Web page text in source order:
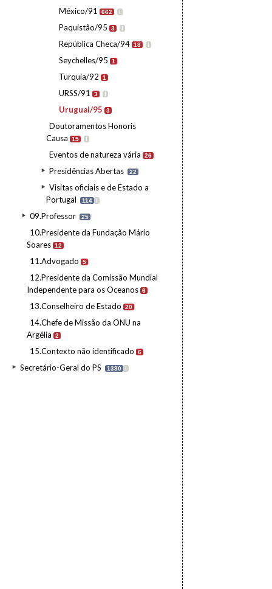
México/91 662 I
Paquistão/95 3 I
República Checa/94 18 I
Seychelles/95 1
Turquia/92 1
URSS/91 3 I
Uruguai/95 3
Doutoramentos Honoris
Causa
15 I
Eventos de natureza vária 26
Presidências Abertas 22
Visitas oficiais e de Estado a
Portugal
114 I
09.Professor 25
10.Presidente da Fundação Mário
Soares 12
11.Advogado 5
12.Presidente da Comissão Mundial
Independente para os Oceanos 6
13.Conselheiro de Estado 20
14.Chefe de Missão da ONU na
Argélia
2
15.Contexto não identificado 6
Secretário-Geral do PS 1380 I